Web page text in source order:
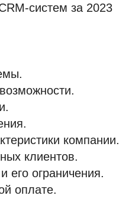
систем за 2023
компании.
клиентов.
его ограничения.
оплате.